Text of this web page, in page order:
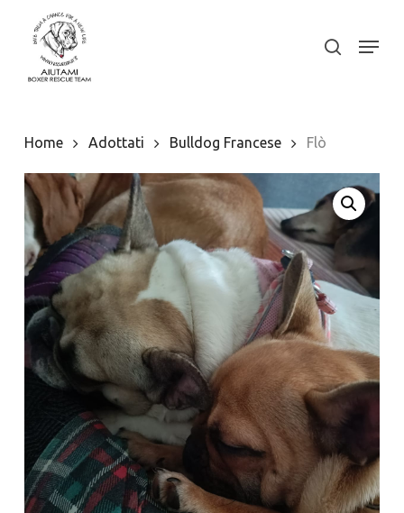
content
search
Menu
Home Adottati Bulldog Francese Flò
Close